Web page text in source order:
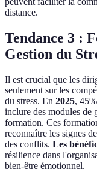
distance.
Tendance 3 :
Gestion du
Il est crucial que les
seulement sur les
du stress. En 2025,
inclure des modules de
formation. Ces
reconnaître les signes
des conflits. Les
résilience dans
bien-être émotionnel.